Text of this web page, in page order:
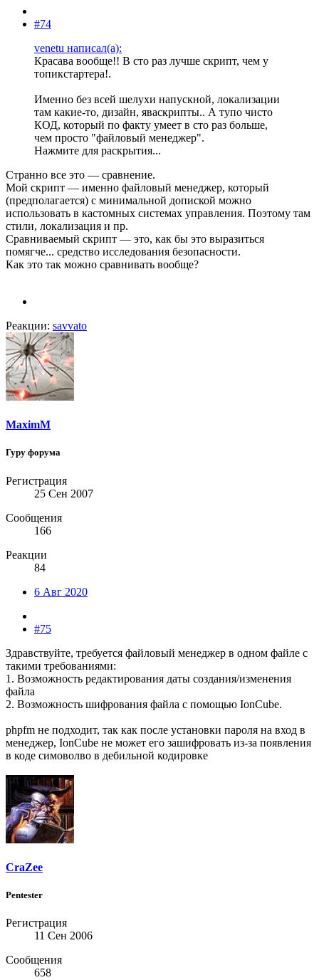
#74
venetu написал(а):
Красава вообще!! В сто раз лучше скрипт, чем у
топикстартера!.
Именно без всей шелухи напускной, локализации
там какие-то, дизайн, яваскрипты.. А тупо чисто
КОД, который по факту умеет в сто раз больше,
чем просто "файловый менеджер".
Нажмите для раскрытия...
Странно все это — сравнение.
Мой скрипт — именно файловый менеджер, который
(предполагается) с минимальной допиской можно
использовать в кастомных системах управления. Поэтому там
стили, локализация и пр.
Сравниваемый скрипт — это, как бы это выразиться
помягче... средство исследования безопасности.
Как это так можно сравнивать вообще?
Реакции: savvato
MaximM
Гуру форума
Регистрация
25 Сен 2007
Сообщения
166
Реакции
84
6 Авг 2020
#75
Здравствуйте, требуется файловый менеджер в одном файле с
такими требованиями:
1. Возможность редактирования даты создания/изменения
файла
2. Возможность шифрования файла с помощью IonCube.
phpfm не подходит, так как после установки пароля на вход в
менеджер, IonCube не может его зашифровать из-за появления
в коде симоволво в дебильной кодировке
CraZee
Pentester
Регистрация
11 Сен 2006
Сообщения
658